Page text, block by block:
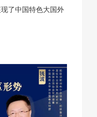
了中国特色大国外